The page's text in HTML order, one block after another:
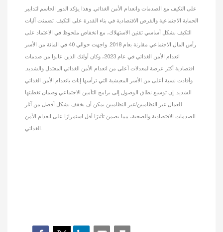
على التكيف مع الصدمات وانعدام الأمن الغذائي. وهذا يؤكد الدور الحاسم لتدابير
الحماية الاجتماعية والفرص الاقتصادية في بناء القدرة على التكيف. تضمنت آليات
التكيف بشكل أساسي تقنين الاستهلاك، مع انخفاض ملحوظ في الاعتماد على
رأس المال الاجتماعي مقارنة بعام 2018. واجهت حوالي 40 في المائة من الأسر
انعدام الأمن الغذائي في عام 2023، وكان أولئك الذين عانوا من صدمات
اقتصادية أكثر عرضة لمعدلات أعلى من انعدام الأمن الغذائي المعتدل والشديد.
وأفادت نسبة أعلى من الأسر المعيشية التي ترأسها إناث بانعدام الأمن الغذائي
الشديد. إن توسيع نطاق الوصول إلى برامج التأمين الاجتماعي وضمان تغطيتها
للعمال غير النظاميين/غير النظاميين يمكن أن يخفف بشكل أفضل من آثار
الصدمات الاقتصادية والصحية، مما يضمن تأثيرًا أقل استمرارًا على انعدام الأمن